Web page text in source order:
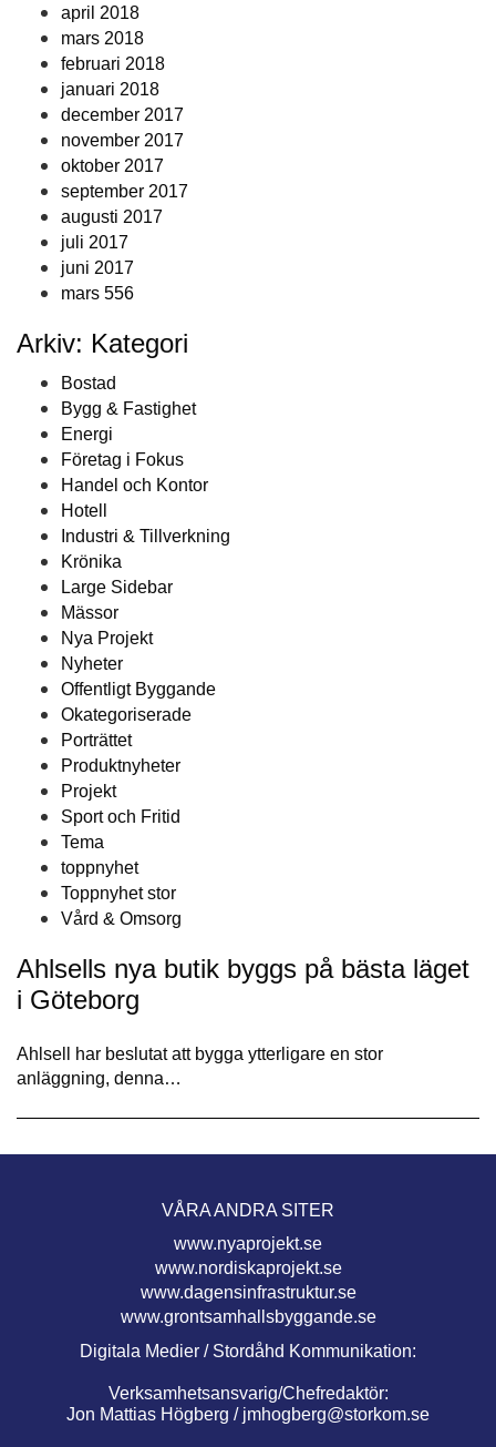
april 2018
mars 2018
februari 2018
januari 2018
december 2017
november 2017
oktober 2017
september 2017
augusti 2017
juli 2017
juni 2017
mars 556
Arkiv: Kategori
Bostad
Bygg & Fastighet
Energi
Företag i Fokus
Handel och Kontor
Hotell
Industri & Tillverkning
Krönika
Large Sidebar
Mässor
Nya Projekt
Nyheter
Offentligt Byggande
Okategoriserade
Porträttet
Produktnyheter
Projekt
Sport och Fritid
Tema
toppnyhet
Toppnyhet stor
Vård & Omsorg
Ahlsells nya butik byggs på bästa läget
i Göteborg
Ahlsell har beslutat att bygga ytterligare en stor
anläggning, denna…
VÅRA ANDRA SITER
www.nyaprojekt.se
www.nordiskaprojekt.se
www.dagensinfrastruktur.se
www.grontsamhallsbyggande.se
Digitala Medier / Stordåhd Kommunikation:
Verksamhetsansvarig/Chefredaktör:
Jon Mattias Högberg / jmhogberg@storkom.se